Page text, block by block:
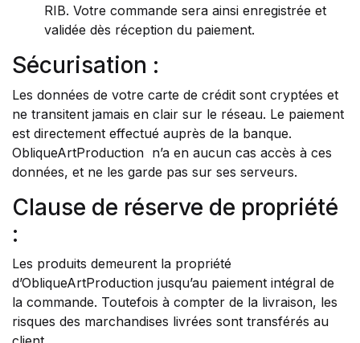
RIB. Votre commande sera ainsi enregistrée et
validée dès réception du paiement.
Sécurisation :
Les données de votre carte de crédit sont cryptées et
ne transitent jamais en clair sur le réseau. Le paiement
est directement effectué auprès de la banque.
ObliqueArtProduction n’a en aucun cas accès à ces
données, et ne les garde pas sur ses serveurs.
Clause de réserve de propriété
:
Les produits demeurent la propriété
d’ObliqueArtProduction jusqu’au paiement intégral de
la commande. Toutefois à compter de la livraison, les
risques des marchandises livrées sont transférés au